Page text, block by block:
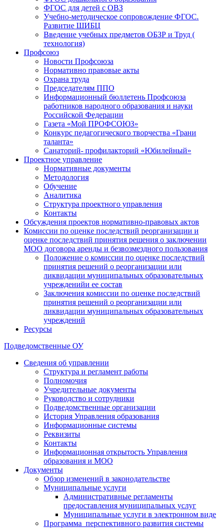
ФГОС для детей с ОВЗ
Учебно-методическое сопровождение ФГОС.
Развитие ШИБЦ
Введение учебных предметов ОБЗР и Труд (
технология)
Профсоюз
Новости Профсоюза
Нормативно правовые акты
Охрана труда
Председателям ППО
Информационный бюллетень Профсоюза
работников народного образования и науки
Российской Федерации
Газета «Мой ПРОФСОЮЗ»
Конкурс педагогического творчества «Грани
таланта»
Санаторий- профилакторий «Юбилейный»
Проектное управление
Нормативные документы
Методология
Обучение
Аналитика
Структура проектного управления
Контакты
Обсуждения проектов нормативно-правовых актов
Комиссии по оценке последствий реорганизации и
оценке последствий принятия решения о заключении
МОО договора аренды и безвозмездного пользования
Положение о комиссии по оценке последствий
принятия решений о реорганизации или
ликвидации муниципальных образовательных
учрежденийи ее состав
Заключения комиссии по оценке последствий
принятия решений о реорганизации или
ликвидации муниципальных образовательных
учреждений
Ресурсы
Подведомственные ОУ
Сведения об управлении
Структура и регламент работы
Полномочия
Учредительные документы
Руководство и сотрудники
Подведомственные организации
История Управления образования
Информационные системы
Реквизиты
Контакты
Информационная открытость Управления
образования и МОО
Документы
Обзор изменений в законодательстве
Муниципальные услуги
Административные регламенты
предоставления муниципальных услуг
Муниципальные услуги в электронном виде
Программа перспективного развития системы